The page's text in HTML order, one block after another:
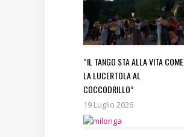
“IL TANGO STA ALLA VITA COME
LA LUCERTOLA AL
COCCODRILLO”
19 Luglio 2026